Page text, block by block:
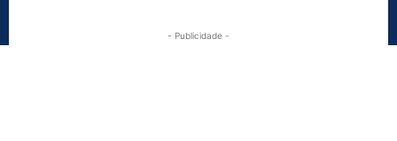
- Publicidade -